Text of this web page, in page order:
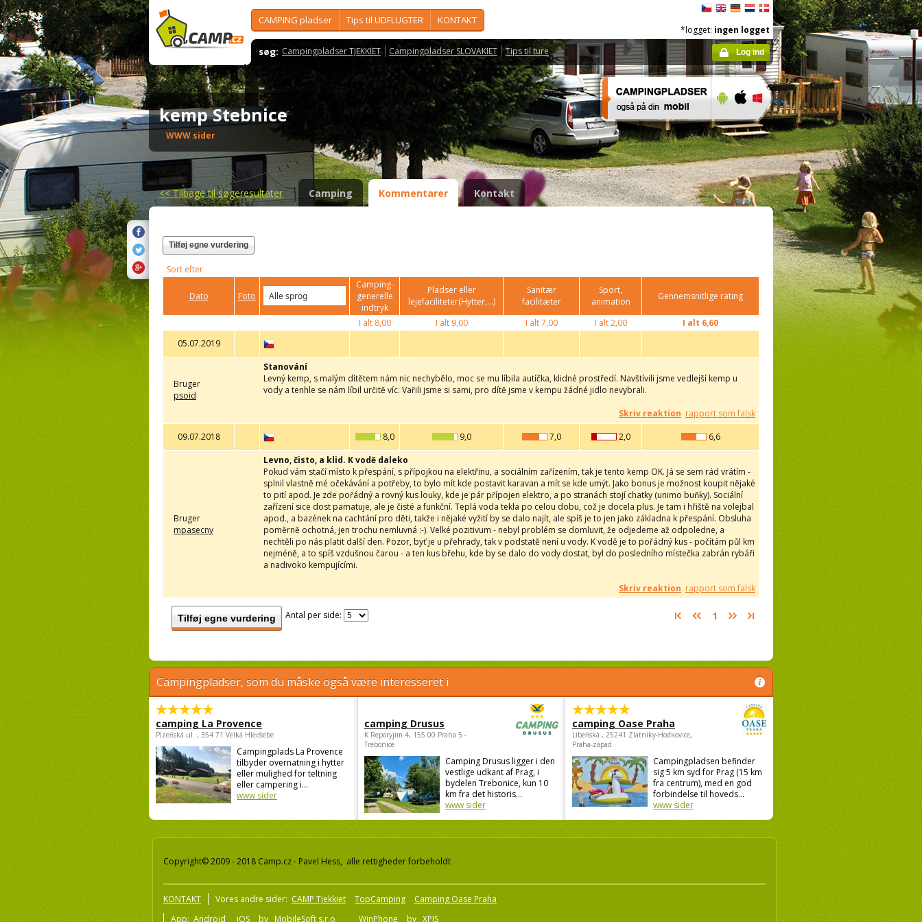
CAMPING pladser Tips til UDFLUGTER KONTAKT
søg: Campingpladser TJEKKIET Campingpladser SLOVAKIET Tips til ture
*logget: ingen logget
Log ind
kemp Stebnice
WWW sider
<<Tilbage til søgeresultater Camping Kommentarer Kontakt
Tilføj egne vurdering
Sort efter
Dato Foto
Camping-
generelle
indtryk
Pladser eller
lejefaciliteter(Hytter,...)
Sanitær
facilitæter
Sport,
animation
Gennemsnitlige rating
I alt8,00 I alt9,00 I alt7,00 I alt2,00 I alt 6,60
05.07.2019
Bruger
psoid
Stanování
Levný kemp, s malým dítětem nám nic nechybělo, moc se mu líbila autíčka, klidné prostředí. Navštívili jsme vedlejší kemp u
vody a tenhle se nám líbil určitě víc. Vařili jsme si sami, pro dítě jsme v kempu žádné jidlo nevybrali.
Skriv reaktion rapport som falsk
09.07.2018
8,0 9,0 7,0 2,0 6,6
Bruger
mpasecny
Levno, čisto, a klid. K vodě daleko
Pokud vám stačí místo k přespání, s přípojkou na elektřinu, a sociálním zařízením, tak je tento kemp OK. Já se sem rád vrátím -
splnil vlastně mé očekávání a potřeby, to bylo mít kde postavit karavan a mít se kde umýt. Jako bonus je možnost koupit nějaké
to pití apod. Je zde pořádný a rovný kus louky, kde je pár přípojen elektro, a po stranách stojí chatky (unimo buňky). Sociální
zařízení sice dost pamatuje, ale je čisté a funkční. Teplá voda tekla po celou dobu, což je docela plus. Je tam i hřiště na volejbal
apod., a bazének na cachtání pro děti, takže i nějaké vyžití by se dalo najít, ale spíš je to jen jako základna k přespání. Obsluha
poměrně ochotná, jen trochu nemluvná :-). Velké pozitivum - nebyl problém se domluvit, že odjedeme až odpoledne, a
nechtěli po nás platit další den. Pozor, byť je u přehrady, tak v podstatě není u vody. K vodě je to pořádný kus - počítám půl km
nejméně, a to spíš vzdušnou čarou - a ten kus břehu, kde by se dalo do vody dostat, byl do posledního místečka zabrán rybáři
a nadivoko kempujícími.
Skriv reaktion rapport som falsk
Tilføj egne vurdering Antal per side: 1
Campingpladser, som du måske også være interesseret i
camping La Provence
Plzeňská ul. , 354 71 Velká Hleďsebe
Campingplads La Provence
tilbyder overnatning i hytter
eller mulighed for teltning
eller campering i...
www sider
camping Drusus
K Reporyjim 4, 155 00 Praha 5 -
Trebonice
Camping Drusus ligger i den
vestlige udkant af Prag, i
bydelen Trebonice, kun 10
km fra det historis...
www sider
camping Oase Praha
Libeňská , 25241 Zlatníky-Hodkovice,
Praha-západ
Campingpladsen befinder
sig 5 km syd for Prag (15 km
fra centrum), med en god
forbindelse til hoveds...
www sider
Copyright© 2009 - 2018 Camp.cz - Pavel Hess, alle rettigheder forbeholdt
KONTAKT Vores andre sider: CAMP Tjekkiet TopCamping
Camping Oase Praha
App: Android iOS by MobileSoft s.r.o WinPhone by XPIS